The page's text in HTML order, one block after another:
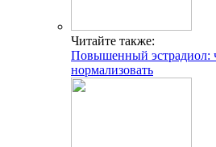
Читайте также:
Повышенный эстрадиол:
нормализовать